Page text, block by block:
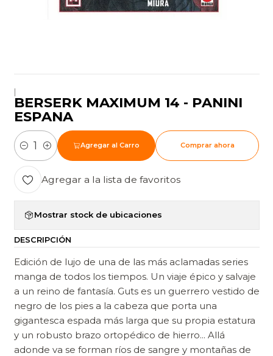
|
BERSERK MAXIMUM 14 - PANINI
ESPANA
Cantidad
Agregar al Carro Comprar ahora
Agregar a la lista de favoritos
Mostrar stock de ubicaciones
DESCRIPCIÓN
Edición de lujo de una de las más aclamadas series
manga de todos los tiempos. Un viaje épico y salvaje
a un reino de fantasía. Guts es un guerrero vestido de
negro de los pies a la cabeza que porta una
gigantesca espada más larga que su propia estatura
y un robusto brazo ortopédico de hierro... Allá
adonde va se forman ríos de sangre y montañas de